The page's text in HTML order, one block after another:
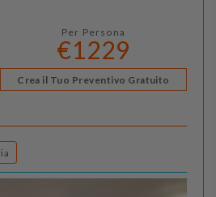
Per Persona
€1229
Crea il Tuo Preventivo Gratuito